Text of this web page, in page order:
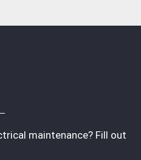
maintenance? Fill out